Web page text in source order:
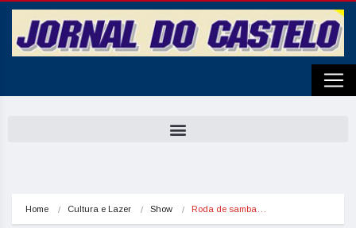
Home Cultura e Lazer Show Roda de samba…